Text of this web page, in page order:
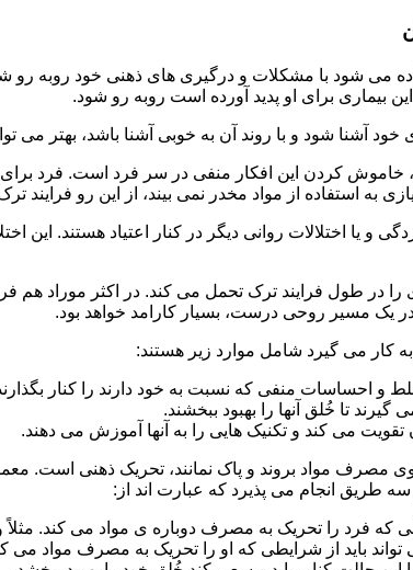
بیماری برای او پدید آورده است روبه رو شود.
آشنا شود و با روند آن به خوبی آشنا باشد، بهتر می
خاموش کردن این افکار منفی در سر فرد است. فرد
استفاده از مواد مخدر نمی بیند، از این رو فرایند
و یا اختلالات روانی دیگر در کنار اعتیاد هستند.
را در طول فرایند ترک تحمل می کند. در اکثر موراد
یک مسیر روحی درست، بسیار کارامد خواهد بود.
کار می گیرد شامل موارد زیر هستند:
و احساسات منفی که نسبت به خود دارند را کنار
تا خُلق آنها را بهبود ببخشند.
تقویت می کند و تکنیک هایی را به آنها آموزش می دهند.
مصرف مواد بروند و پاک نمانند، تحریک ذهنی است.
سه طریق انجام می پذیرد که عبارت اند از:
فرد را تحریک به مصرف دوباره ی مواد می کند. مثلاً
تواند باید از شرایطی که او را تحریک به مصرف مواد می